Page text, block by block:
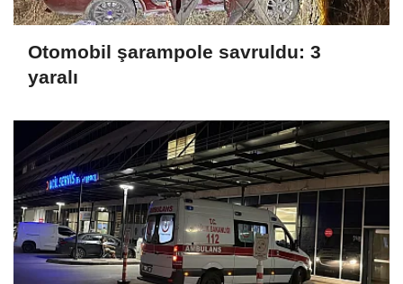
Otomobil şarampole savruldu: 3
yaralı